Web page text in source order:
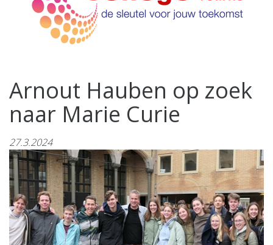
Arnout Hauben op zoek
naar Marie Curie
27.3.2024